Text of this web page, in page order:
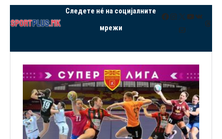
Следете нé на социјалните
мрежи
Facebook
Instagram
X YouTube
VK
Mail